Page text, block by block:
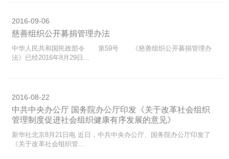
2016-09-06
慈善组织公开募捐管理办法
中华人民共和国民政部令 第59号 《慈善组织公开募捐管理办
法》已经2016年8月29日...
2016-08-22
中共中央办公厅 国务院办公厅印发《关于改革社会组织
管理制度促进社会组织健康有序发展的意见》
新华社北京8月21日电 近日，中共中央办公厅、国务院办公厅印发了
《关于改革社会组织管...